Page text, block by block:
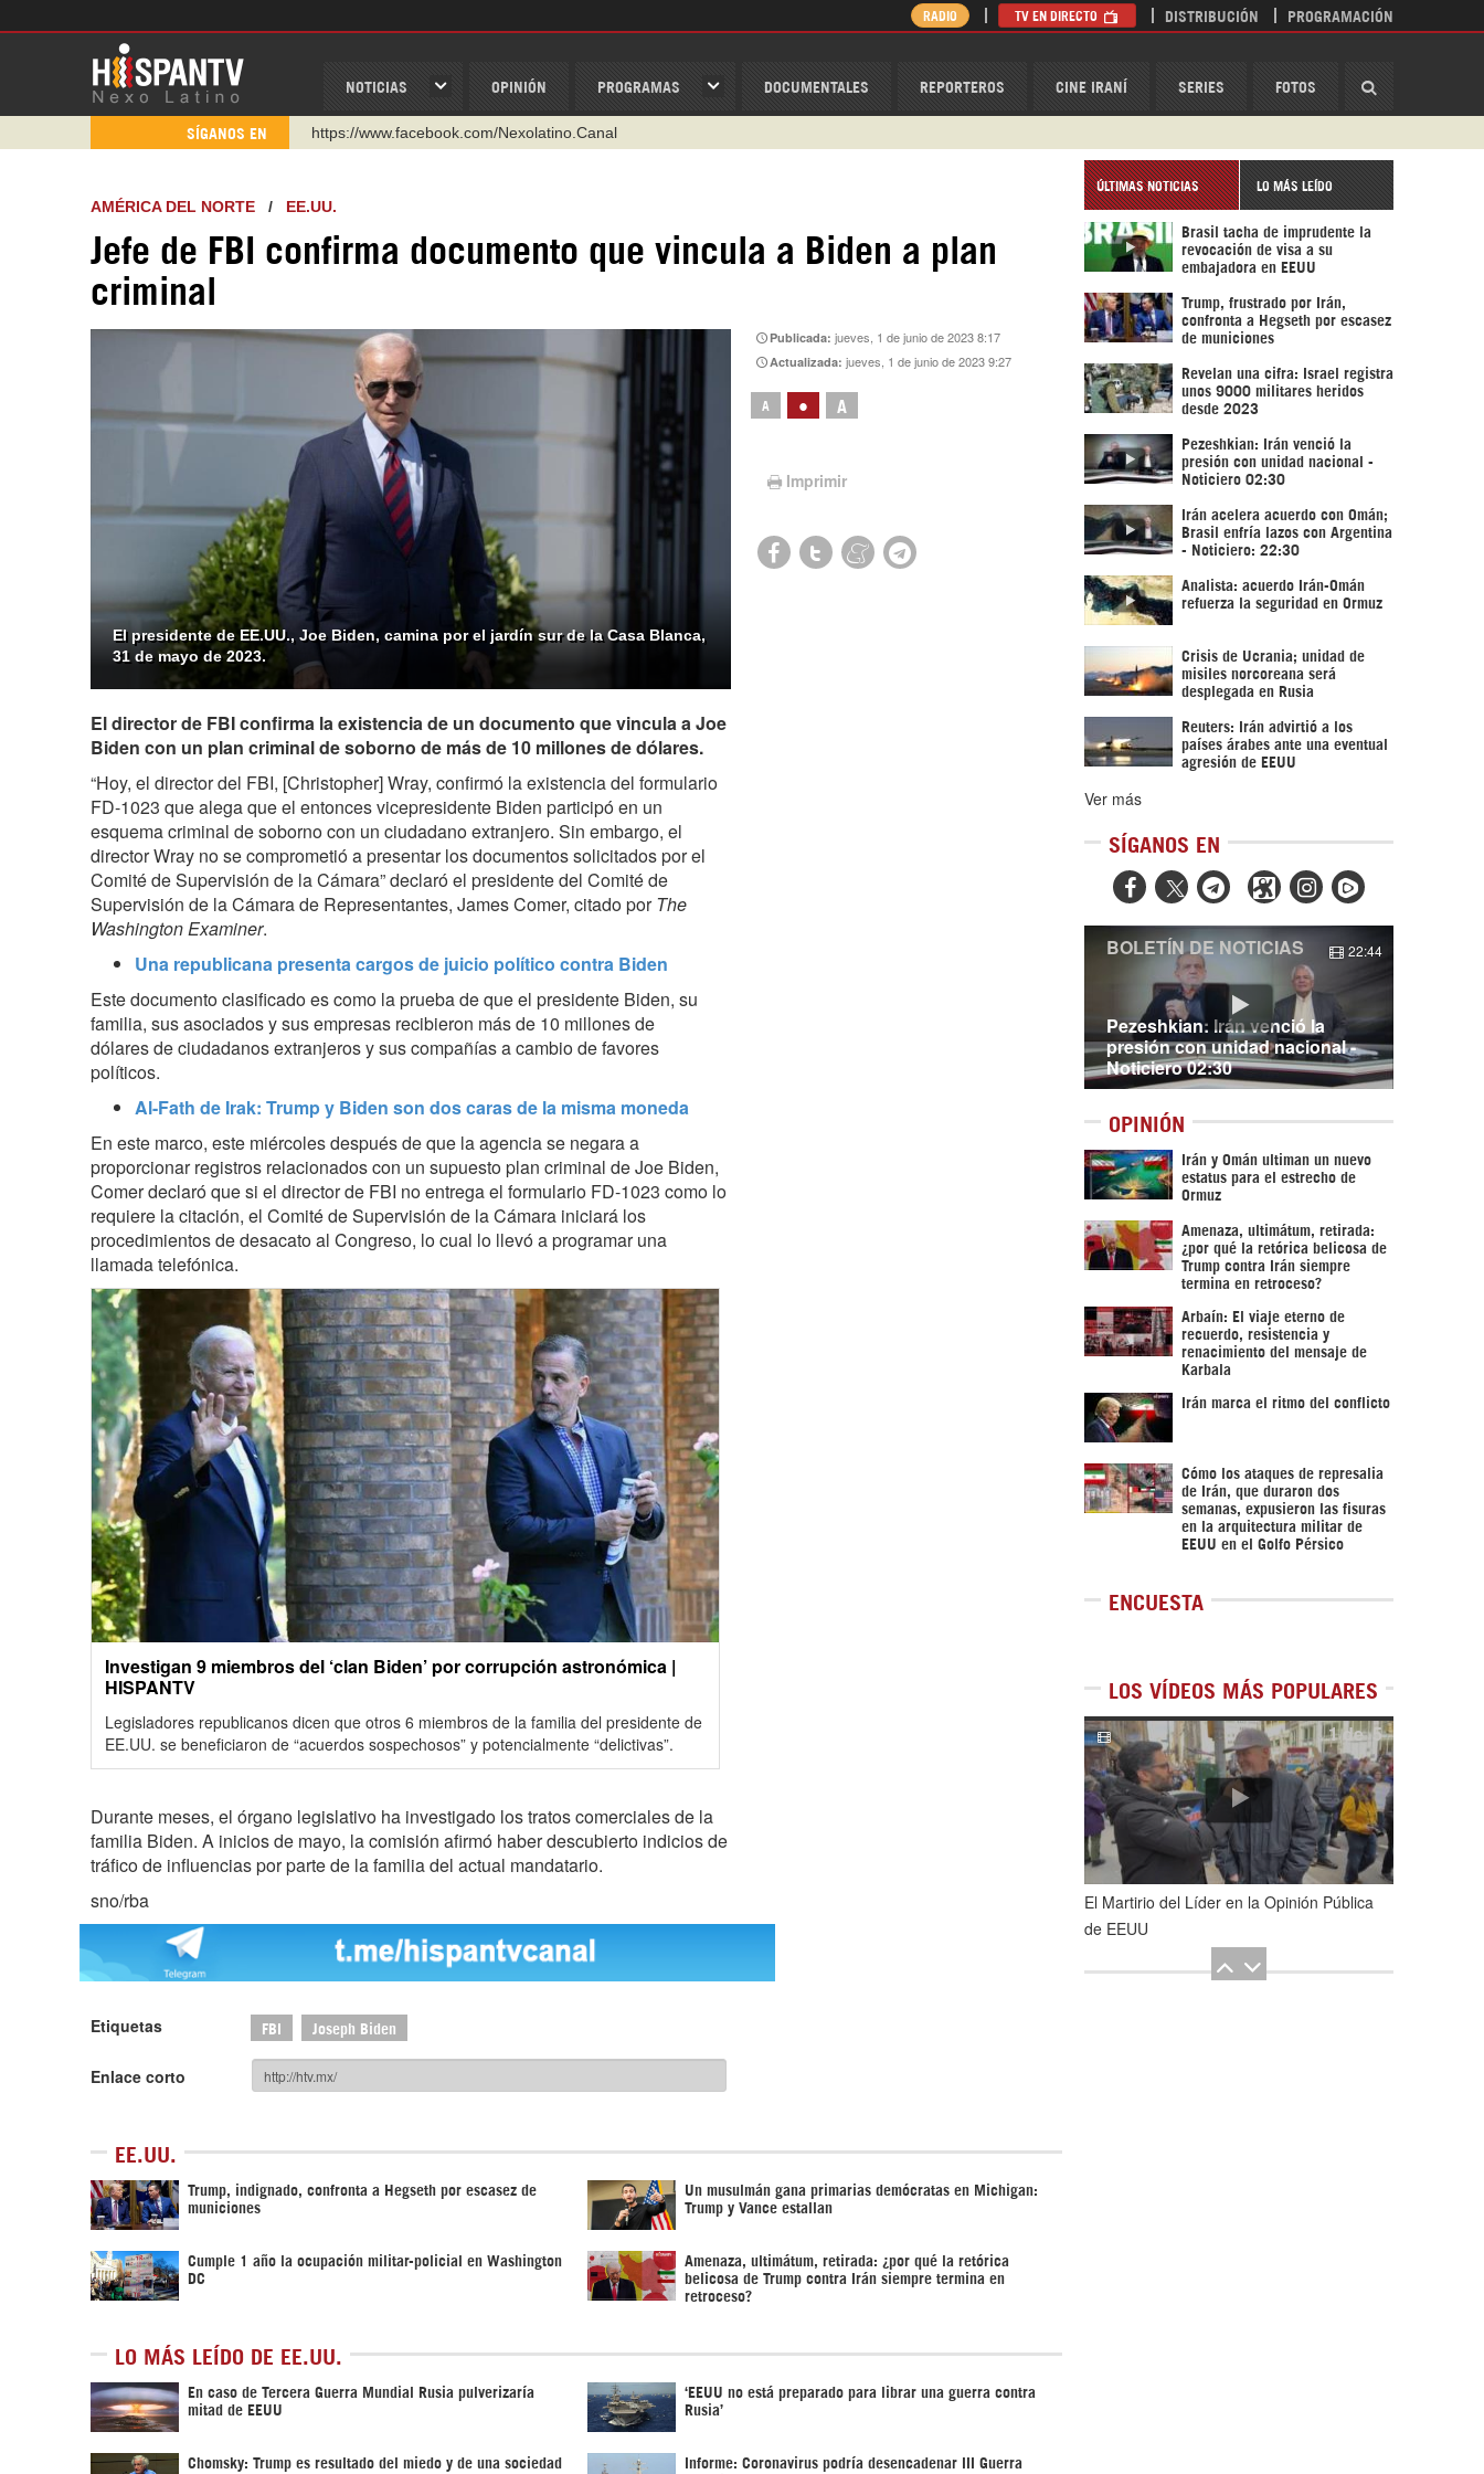
NOTICIAS OPINIÓN PROGRAMAS DOCUMENTALES REPORTEROS CINE IRANÍ SERIES FOTOS
RADIO TV EN DIRECTO DISTRIBUCIÓN PROGRAMACIÓN
SÍGANOS EN
https://www.facebook.com/Nexolatino.Canal
http://twitter.com/nexo_latino
https://t.me/hispantvcanal
https://urmedium.com/c/hispantv
Instagram como: hispan_tv
AMÉRICA DEL NORTE / EE.UU.
Jefe de FBI confirma documento que vincula a Biden a plan
criminal
El presidente de EE.UU., Joe Biden, camina por el jardín sur de la Casa Blanca,
31 de mayo de 2023.
Publicada:jueves, 1 de junio de 2023 8:17
Actualizada:jueves, 1 de junio de 2023 9:27
A • A
Imprimir
El director de FBI confirma la existencia de un documento que vincula a Joe
Biden con un plan criminal de soborno de más de 10 millones de dólares.
“Hoy, el director del FBI, [Christopher] Wray, confirmó la existencia del formulario
FD-1023 que alega que el entonces vicepresidente Biden participó en un
esquema criminal de soborno con un ciudadano extranjero. Sin embargo, el
director Wray no se comprometió a presentar los documentos solicitados por el
Comité de Supervisión de la Cámara” declaró el presidente del Comité de
Supervisión de la Cámara de Representantes, James Comer, citado por The
Washington Examiner.
Una republicana presenta cargos de juicio político contra Biden
Este documento clasificado es como la prueba de que el presidente Biden, su
familia, sus asociados y sus empresas recibieron más de 10 millones de
dólares de ciudadanos extranjeros y sus compañías a cambio de favores
políticos.
Al-Fath de Irak: Trump y Biden son dos caras de la misma moneda
En este marco, este miércoles después de que la agencia se negara a
proporcionar registros relacionados con un supuesto plan criminal de Joe Biden,
Comer declaró que si el director de FBI no entrega el formulario FD-1023 como lo
requiere la citación, el Comité de Supervisión de la Cámara iniciará los
procedimientos de desacato al Congreso, lo cual lo llevó a programar una
llamada telefónica.
Investigan 9 miembros del ‘clan Biden’ por corrupción astronómica |
HISPANTV
Legisladores republicanos dicen que otros 6 miembros de la familia del presidente de
EE.UU. se beneficiaron de “acuerdos sospechosos” y potencialmente “delictivas”.
Durante meses, el órgano legislativo ha investigado los tratos comerciales de la
familia Biden. A inicios de mayo, la comisión afirmó haber descubierto indicios de
tráfico de influencias por parte de la familia del actual mandatario.
sno/rba
Etiquetas FBI Joseph Biden
Enlace corto
EE.UU.
Trump, indignado, confronta a Hegseth por escasez de
municiones
Un musulmán gana primarias demócratas en Michigan:
Trump y Vance estallan
Cumple 1 año la ocupación militar-policial en Washington
DC
Amenaza, ultimátum, retirada: ¿por qué la retórica
belicosa de Trump contra Irán siempre termina en
retroceso?
LO MÁS LEÍDO DE EE.UU.
En caso de Tercera Guerra Mundial Rusia pulverizaría
mitad de EEUU
‘EEUU no está preparado para librar una guerra contra
Rusia’
Chomsky: Trump es resultado del miedo y de una sociedad Informe: Coronavirus podría desencadenar III Guerra
ÚLTIMAS NOTICIAS LO MÁS LEÍDO
Brasil tacha de imprudente la
revocación de visa a su
embajadora en EEUU
Trump, frustrado por Irán,
confronta a Hegseth por escasez
de municiones
Revelan una cifra: Israel registra
unos 9000 militares heridos
desde 2023
Pezeshkian: Irán venció la
presión con unidad nacional -
Noticiero 02:30
Irán acelera acuerdo con Omán;
Brasil enfría lazos con Argentina
- Noticiero: 22:30
Analista: acuerdo Irán-Omán
refuerza la seguridad en Ormuz
Crisis de Ucrania; unidad de
misiles norcoreana será
desplegada en Rusia
Reuters: Irán advirtió a los
países árabes ante una eventual
agresión de EEUU
Ver más
SÍGANOS EN
  
Pezeshkian: Irán venció la
presión con unidad nacional -
Noticiero 02:30
BOLETÍN DE NOTICIAS 22:44
OPINIÓN
Irán y Omán ultiman un nuevo
estatus para el estrecho de
Ormuz
Amenaza, ultimátum, retirada:
¿por qué la retórica belicosa de
Trump contra Irán siempre
termina en retroceso?
Arbaín: El viaje eterno de
recuerdo, resistencia y
renacimiento del mensaje de
Karbala
Irán marca el ritmo del conflicto
Cómo los ataques de represalia
de Irán, que duraron dos
semanas, expusieron las fisuras
en la arquitectura militar de
EEUU en el Golfo Pérsico
ENCUESTA
LOS VÍDEOS MÁS POPULARES
1de5
El Martirio del Líder en la Opinión Pública
de EEUU